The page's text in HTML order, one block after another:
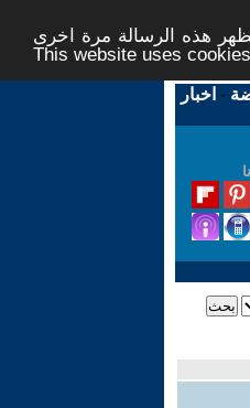
هذه الرسالة مرة اخرى -
This website uses
- اخبار